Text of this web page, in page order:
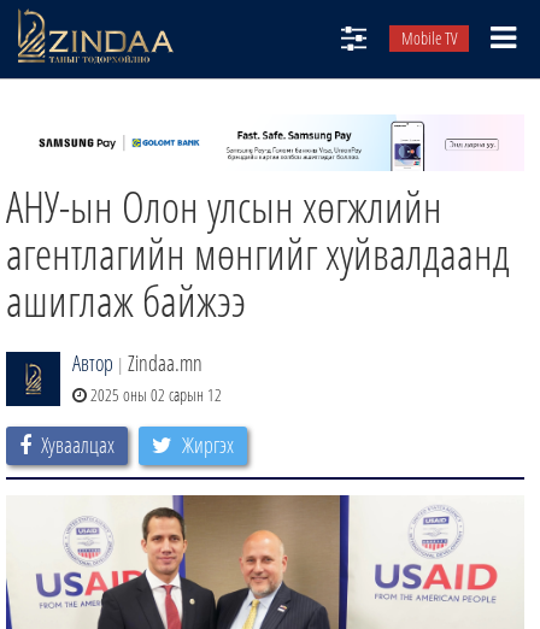
Mobile TV
ТВ8
ӨГЛӨӨНИЙ СОНИН
АНУ-ын Олон улсын хөгжлийн
агентлагийн мөнгийг хуйвалдаанд
ашиглаж байжээ
Автор | Zindaa.mn
2025 оны 02 сарын 12
Хуваалцах Жиргэх